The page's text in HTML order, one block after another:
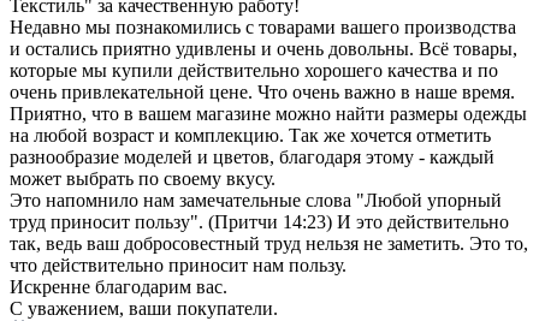
Текстиль" за качественную работу!
Недавно мы познакомились с товарами вашего производства
и остались приятно удивлены и очень довольны. Всё товары,
которые мы купили действительно хорошего качества и по
очень привлекательной цене. Что очень важно в наше время.
Приятно, что в вашем магазине можно найти размеры одежды
на любой возраст и комплекцию. Так же хочется отметить
разнообразие моделей и цветов, благодаря этому - каждый
может выбрать по своему вкусу.
Это напомнило нам замечательные слова "Любой упорный
труд приносит пользу". (Притчи 14:23) И это действительно
так, ведь ваш добросовестный труд нельзя не заметить. Это то,
что действительно приносит нам пользу.
Искренне благодарим вас.
С уважением, ваши покупатели.